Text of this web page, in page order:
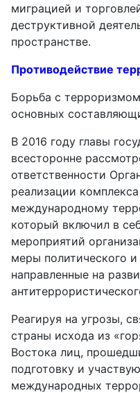
миграцией и
деструктивной
пространстве.
Противодействие
Борьба с
основных
В 2016 году главы
всесторонне
ответственности
реализации
международному
который включил в
мероприятий
меры политического и
направленные на
Реагируя на угрозы,
страны исхода из
Востока лиц,
подготовку и
международных